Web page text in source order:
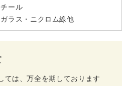
ール
ラス・ニクロム線他
ては、万全を期しております